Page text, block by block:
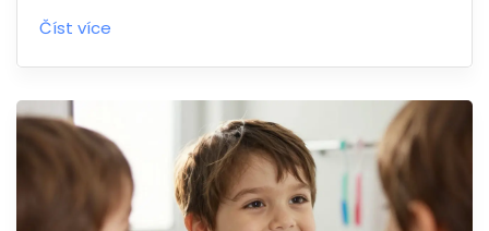
Číst více